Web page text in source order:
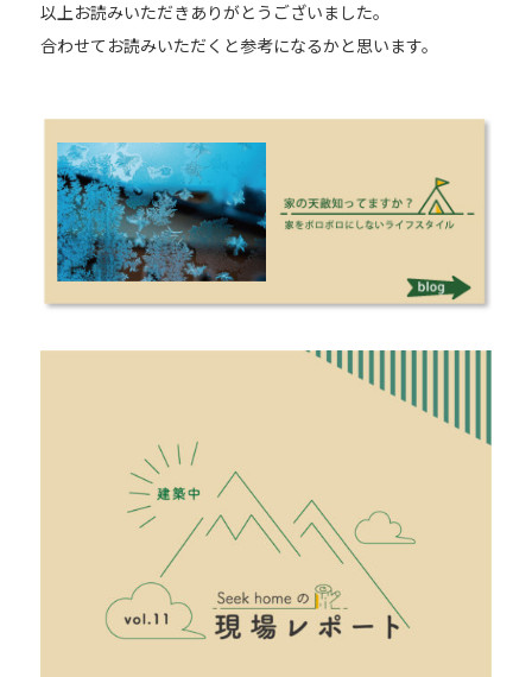
以上お読みいただきありがとうございました。
合わせてお読みいただくと参考になるかと思います。